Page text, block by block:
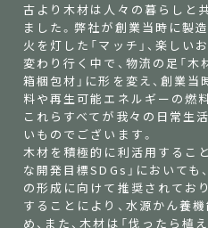
古より木材は人々の暮らしと
ました。弊社が創業当時に製
火を灯した「マッチ」、楽しい
変わり行く中で、物流の足「木
箱梱包材」に形を変え、創業
料や再生可能エネルギーの燃
これらすべてが我々の日常生
いものでございます。
木材を積極的に利活用するこ
な開発目標SDGs」においても
の形成に向けて推奨されてお
することにより、水源かん養
め、また、木材は「伐ったら植